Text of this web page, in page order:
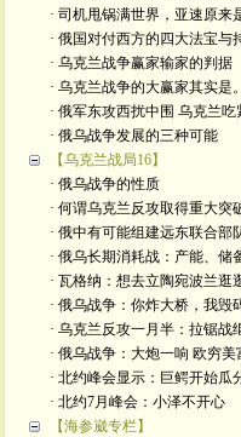
· 司机甩锅满世界，亚速原来
· 俄国对付西方的四大法宝与
· 乌克兰战争赢家输家的判据
· 乌克兰战争的大赢家其实是
· 俄军东攻西扰中围 乌克兰吃
· 俄乌战争发展的三种可能
【乌克兰战局16】
· 俄乌战争的性质
· 何谓乌克兰反攻取得重大突
· 俄中有可能组建远东联合部
· 俄乌长期消耗战：产能、储
· 瓦格纳：想去立陶宛波兰逛
· 俄乌战争：你炸大桥，我毁
· 乌克兰反攻一月半：拉锯战
· 俄乌战争：大炮一响 欧穷美
· 北约峰会显示：巨鳄开始瓜
· 北约7月峰会：小泽不开心
【海参崴专栏】